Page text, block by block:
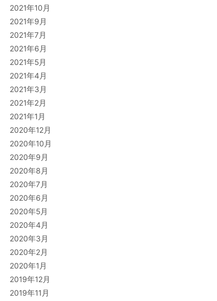
2021年10月
2021年9月
2021年7月
2021年6月
2021年5月
2021年4月
2021年3月
2021年2月
2021年1月
2020年12月
2020年10月
2020年9月
2020年8月
2020年7月
2020年6月
2020年5月
2020年4月
2020年3月
2020年2月
2020年1月
2019年12月
2019年11月